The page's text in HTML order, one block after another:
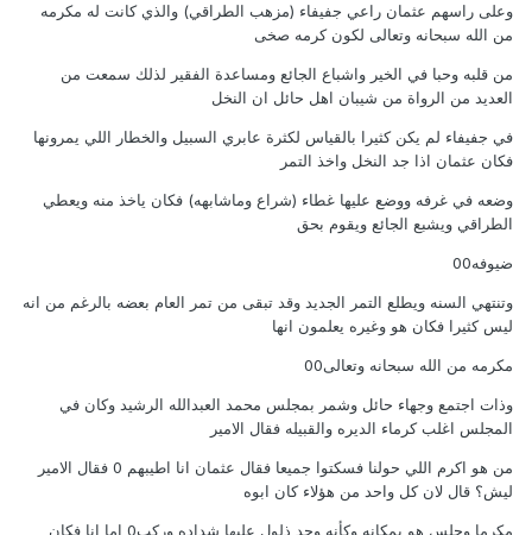
وعلى راسهم عثمان راعي جفيفاء (مزهب الطراقي) والذي كانت له مكرمه
من الله سبحانه وتعالى لكون كرمه صخى
من قلبه وحبا في الخير واشباع الجائع ومساعدة الفقير لذلك سمعت من
العديد من الرواة من شيبان اهل حائل ان النخل
في جفيفاء لم يكن كثيرا بالقياس لكثرة عابري السبيل والخطار اللي يمرونها
فكان عثمان اذا جد النخل واخذ التمر
وضعه في غرفه ووضع عليها غطاء (شراع وماشابهه) فكان ياخذ منه ويعطي
الطراقي ويشبع الجائع ويقوم بحق
ضيوفه00
وتنتهي السنه ويطلع التمر الجديد وقد تبقى من تمر العام بعضه بالرغم من انه
ليس كثيرا فكان هو وغيره يعلمون انها
مكرمه من الله سبحانه وتعالى00
وذات اجتمع وجهاء حائل وشمر بمجلس محمد العبدالله الرشيد وكان في
المجلس اغلب كرماء الديره والقبيله فقال الامير
من هو اكرم اللي حولنا فسكتوا جميعا فقال عثمان انا اطيبهم 0 فقال الامير
ليش؟ قال لان كل واحد من هؤلاء كان ابوه
مكرما وجلس هو بمكانه وكأنه وجد ذلول عليها شداده وركب0 اما انا فكان